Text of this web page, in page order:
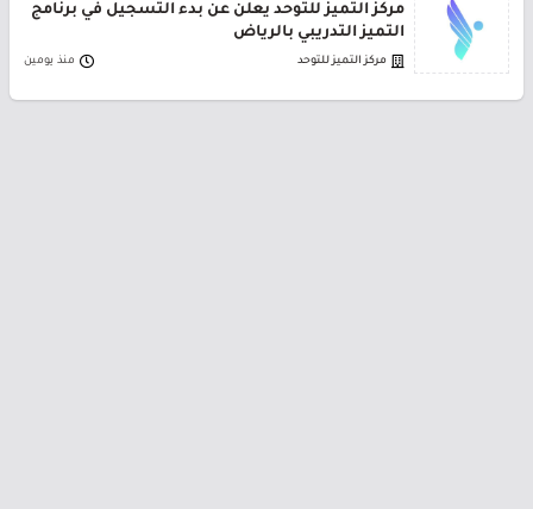
مركز التميز للتوحد يعلن عن بدء التسجيل في برنامج
التميز التدريبي بالرياض
مركز التميز للتوحد منذ يومين